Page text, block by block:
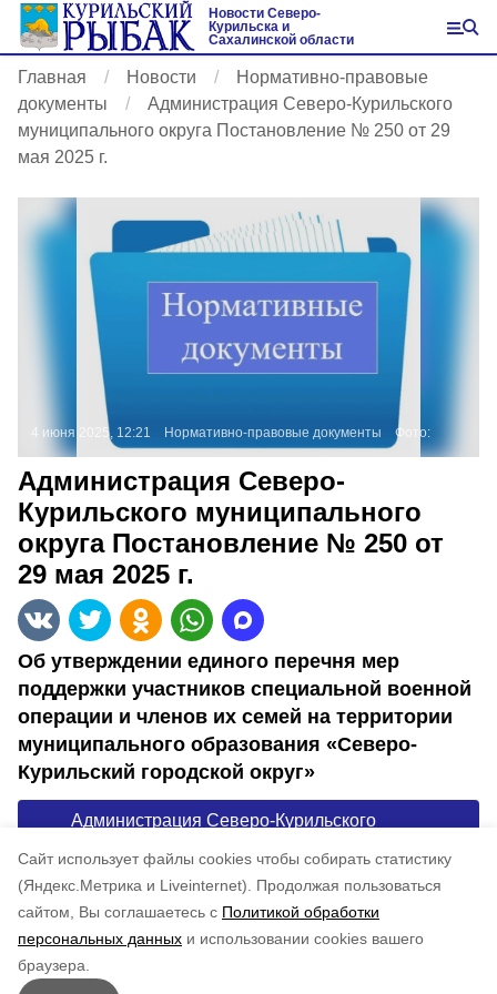
Cайт использует файлы cookies чтобы собирать статистику
(Яндекс.Метрика и Liveinternet).
Продолжая пользоваться
сайтом, Вы соглашаетесь с Политикой обработки
персональных данных и использовании cookies вашего
браузера.
Новости Северо-
Курильска и
Сахалинской области
Главная Новости
Нормативно-правовые
документы
Администрация Северо-Курильского
муниципального округа Постановление № 250 от 29
мая 2025 г.
4 июня 2025, 12:21 Нормативно-правовые документы Фото:
Администрация Северо-
Курильского муниципального
округа Постановление № 250 от
29 мая 2025 г.
Об утверждении единого перечня мер
поддержки участников специальной военной
операции и членов их семей на территории
муниципального образования «Северо-
Курильский городской округ»
Администрация Северо-Курильского
от 29 мая 2025 г.
по оценке
5